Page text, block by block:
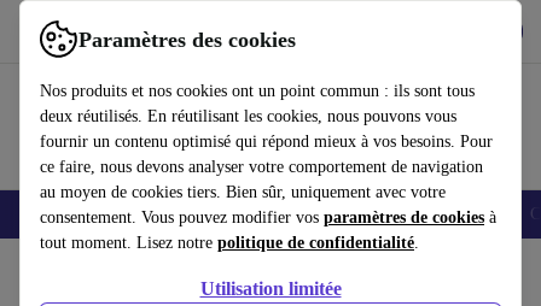
Paramètres des cookies
Nos produits et nos cookies ont un point commun : ils sont tous
deux réutilisés. En réutilisant les cookies, nous pouvons vous
fournir un contenu optimisé qui répond mieux à vos besoins. Pour
ce faire, nous devons analyser votre comportement de navigation
au moyen de cookies tiers. Bien sûr, uniquement avec votre
consentement. Vous pouvez modifier vos paramètres de cookies à
tout moment. Lisez notre politique de confidentialité.
Utilisation limitée
Utilisez refurbed rapidement et facilement
Smartphones Laptops Tablettes Montres connectées Accessoires